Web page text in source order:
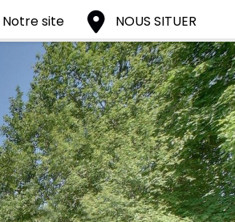
Notre site NOUS SITUER